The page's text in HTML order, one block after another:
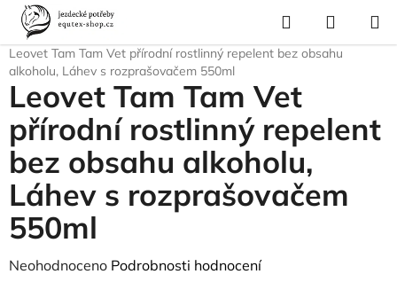
Přejít
obsah
Hledat
KOŠÍK
Domů
Pro koně
Leovet Tam Tam Vet přírodní rostlinný repelent bez obsahu
alkoholu, Láhev s rozprašovačem 550ml
Leovet Tam Tam Vet
přírodní rostlinný repelent
bez obsahu alkoholu,
Láhev s rozprašovačem
550ml
Průměrné
Neohodnoceno Podrobnosti hodnocení